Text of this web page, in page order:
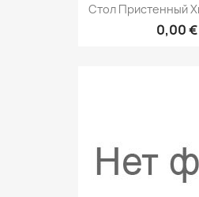
Стол Пристенный
0,00 €